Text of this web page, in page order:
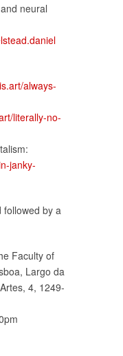
neural
always-
literally-no-
janky-
followed by a
Faculty of
Largo da
4, 1249-